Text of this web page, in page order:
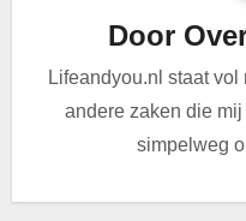
Door
Lifeandyou.nl staat
andere zaken die
simpelweg